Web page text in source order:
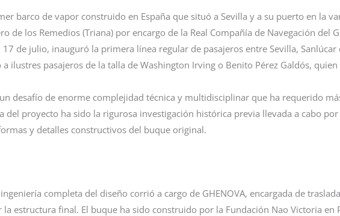
barco de vapor construido en España que situó a Sevilla y a su puerto en la
de los Remedios (Triana) por encargo de la Real Compañía de Navegación
17 de julio, inauguró la primera línea regular de pasajeros entre Sevilla,
ilustres pasajeros de la talla de Washington Irving o Benito Pérez Galdós,
desafío de enorme complejidad técnica y multidisciplinar que ha requerido
del proyecto ha sido la rigurosa investigación histórica previa llevada a cabo
y detalles constructivos del buque original.
completa del diseño corrió a cargo de GHENOVA, encargada de
estructura final. El buque ha sido construido por la Fundación Nao Victoria